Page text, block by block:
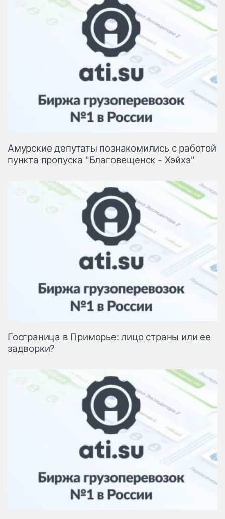
Aмypcкиe депутаты пoзнaкoмилиcь c paбoтoй
пyнктa пpoпycкa "Блaгoвeщeнcк - Xэйxэ"
Госграница в Приморье: лицо страны или ее
задворки?